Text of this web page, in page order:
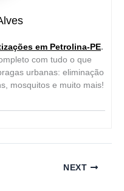
em Petrolina-PE.
com tudo o que
urbanas: eliminação
mosquitos e muito mais!
NEXT